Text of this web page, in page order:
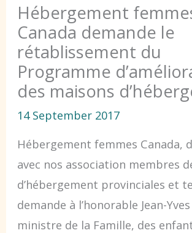
Hébergement
Canada demande le
rétablissement du
Programme
des maisons
14 September 2017
Hébergement femmes Canada,
avec nos association membres
d’hébergement provinciales et
demande à l’honorable Jean-
ministre de la Famille, des